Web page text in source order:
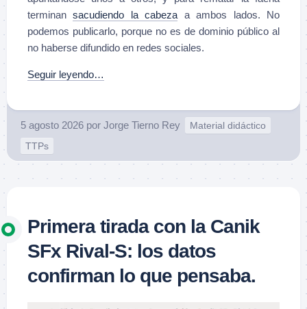
terminansacudiendo la cabeza a ambos lados. No
podemos publicarlo, porque no es de dominio público al
no haberse difundido en redes sociales.
Seguir leyendo…
5 agosto 2026 por Jorge Tierno Rey
Material didáctico
TTPs
Primera tirada con la Canik
SFx Rival-S: los datos
confirman lo que pensaba.